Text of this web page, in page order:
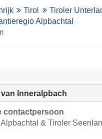
Tirol
Tiroler
Alpbachtal
Inneralpbach
contactpersoon
& Tiroler